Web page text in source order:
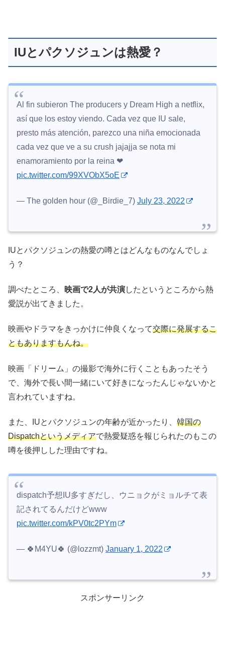
IUとパクソジュンは熱愛？
Al fin subieron The producers y Dream High a netflix,
así que los estoy viendo. Cada vez que IU sale,
presto más atención, parezco una niña emocionada
cada vez que ve a su crush jajajja se nota mi
enamoramiento por la reina ❤
pic.twitter.com/99XVObX5oE
— The golden hour (@_Birdie_7) July 23, 2022
IUとパクソジュンの熱愛の噂とはどんなものなんでしょ
う？
調べたところ、 映画で2人が共演したというところから熱
愛説が出てきました。
映画やドラマをきっかけに仲良くなって交際に発展するこ
ともありますもんね。
映画「ドリーム」の撮影で海外に行くこともあったそう
で、海外で長い間一緒にいて好きになったんじゃないかと
言われていますね。
また、IUとパクソジュンの年齢が近かったり、 韓国の
Dispatchというメディアで熱愛疑惑を報じられたのもこの
噂を後押しした理由ですね。
dispatch予想IU多すぎだし、ウニョクがミョルチて表
記されてるんだけどwww
pic.twitter.com/kPV0tc2PYm
— 🍀M4YU🍀 (@lozzmt) January 1, 2022
スポンサーリンク